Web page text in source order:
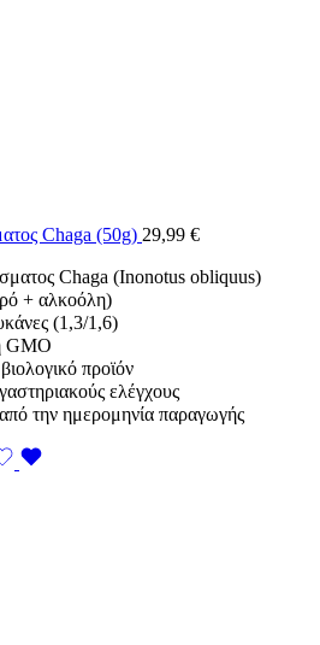
Chaga (50g) 29,99 €
Chaga (Inonotus obliquus)
+ αλκοόλη)
(1,3/1,6)
GMO
προϊόν
ελέγχους
την ημερομηνία παραγωγής